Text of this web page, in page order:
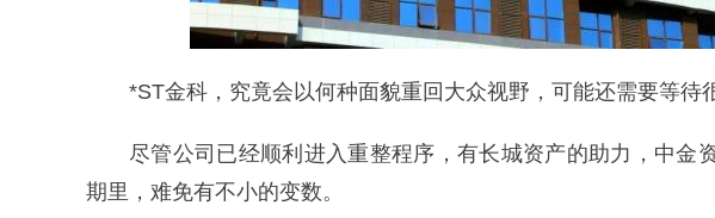
*ST金科，究竟会以何种面貌重回大众视野，可能还需要等待
尽管公司已经顺利进入重整程序，有长城资产的助力，中金
期里，难免有不小的变数。